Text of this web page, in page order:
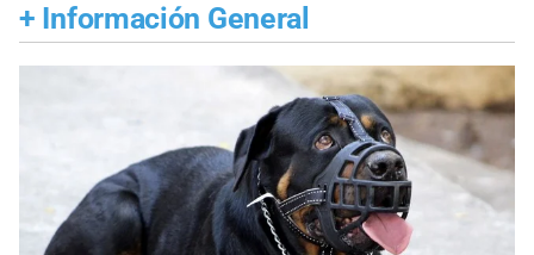
+ Información General